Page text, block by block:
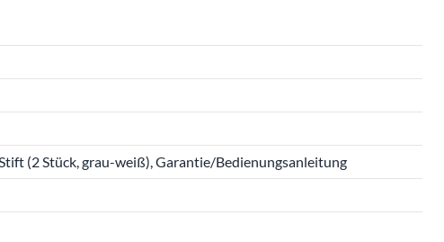
(2 Stück, grau-weiß), Garantie/Bedienungsanleitung